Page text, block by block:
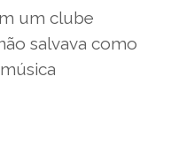
um clube
salvava como